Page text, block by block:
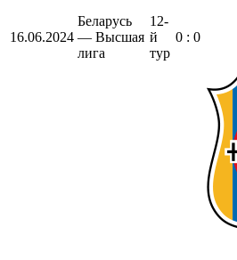
16.06.2024
Беларусь
— Высшая
лига
12-
й
тур
0 : 0